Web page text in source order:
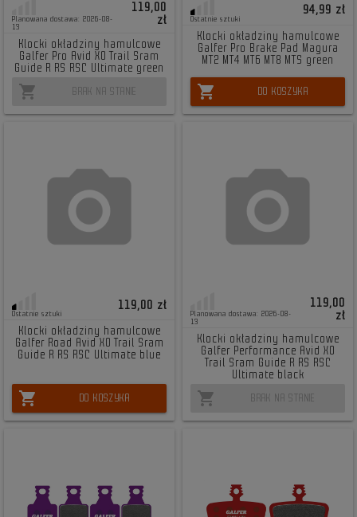
Planowana dostawa: 2026-08-
13
119,00
zł
Klocki okładziny hamulcowe
Galfer Pro Avid X0 Trail Sram
Guide R RS RSC Ultimate green
shopping_cart BRAK NA STANIE
Ostatnie sztuki
94,99 zł
Klocki okładziny hamulcowe
Galfer Pro Brake Pad Magura
MT2 MT4 MT6 MT8 MTS green
shopping_cart DO KOSZYKA
Ostatnie sztuki
119,00 zł
Klocki okładziny hamulcowe
Galfer Road Avid X0 Trail Sram
Guide R RS RSC Ultimate blue
shopping_cart DO KOSZYKA
Planowana dostawa: 2026-08-
13
119,00
zł
Klocki okładziny hamulcowe
Galfer Performance Avid X0
Trail Sram Guide R RS RSC
Ultimate black
shopping_cart BRAK NA STANIE